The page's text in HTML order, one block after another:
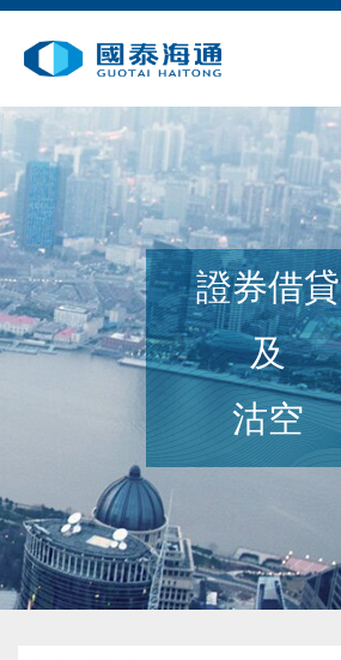
業務概覽
環境、社會及企業管治 國泰海通證券
證券借貸
及
沽空